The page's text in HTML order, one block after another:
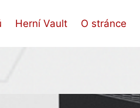
Herní Vault O stránce